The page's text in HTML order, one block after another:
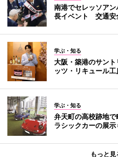
南港でセレッソア
長イベント 交通安
学ぶ・知る
大阪・築港のサン
ッツ・リキュール工
学ぶ・知る
弁天町の高校跡地
ラシックカーの展示
もっと見